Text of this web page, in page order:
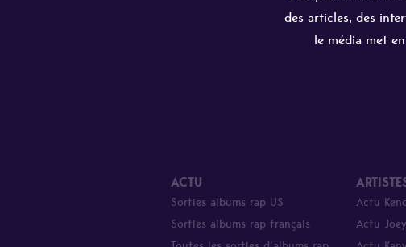
des articles, des
le média met
ACTU
Sorties albums rap US
Sorties albums rap français
Actu
Actu